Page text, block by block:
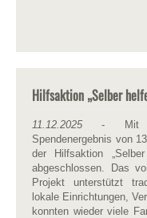
Hilfsaktion „Selber
11.12.2025 - Mit
Spendenergebnis von
der Hilfsaktion
abgeschlossen. Das
Projekt unterstützt
lokale Einrichtungen,
konnten wieder viele